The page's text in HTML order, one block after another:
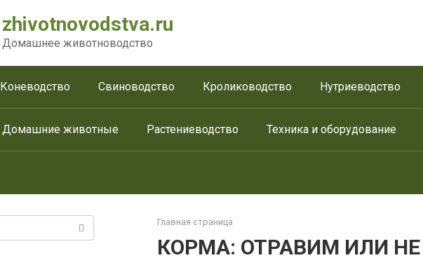
zhivotnovodstva.ru
Домашнее животноводство
Коневодство Свиноводство Кролиководство Нутриеводство
Домашние животные Растениеводство Техника и оборудование
Главная страница
КОРМА: ОТРАВИМ ИЛИ